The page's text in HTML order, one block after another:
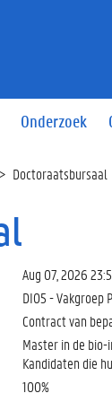
Onderzoek
Doctoraatsbursaal
Aug 07, 2026
DI05 - Vakgroep
Contract van
Master in de
Kandidaten die
100%